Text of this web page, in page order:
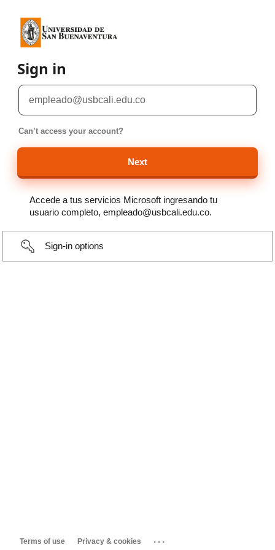
Sign in
Can’t access your account?
Accede a tus servicios Microsoft ingresando tu
usuario completo, empleado@usbcali.edu.co.
Sign-in options
Terms of use Privacy & cookies ...